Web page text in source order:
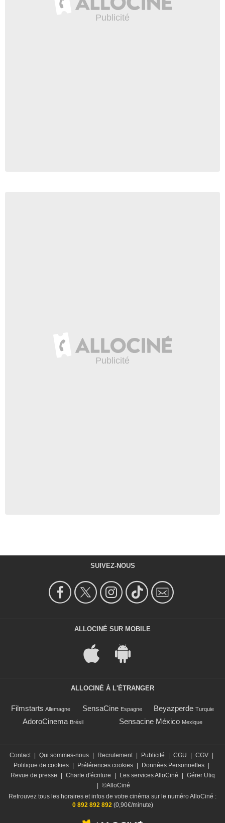
SUIVEZ-NOUS
ALLOCINÉ SUR MOBILE
ALLOCINÉ À L'ÉTRANGER
Filmstarts Allemagne SensaCine Espagne Beyazperde Turquie
AdoroCinema Brésil Sensacine México Mexique
Contact Qui sommes-nous Recrutement Publicité CGU CGV
Politique de cookies
Préférences cookies Données Personnelles
Revue de presse
Charte d'écriture Les services AlloCiné
Gérer Utiq
©AlloCiné
Retrouvez tous les horaires et infos de votre cinéma sur le numéro AlloCiné :
0 892 892 892(0,90€/minute)